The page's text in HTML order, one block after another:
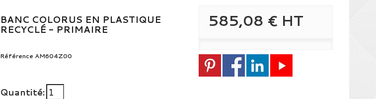
BANC COLORUS EN PLASTIQUE
RECYCLÉ - PRIMAIRE
Référence AM604Z00
Quantité:
585,08 € HT